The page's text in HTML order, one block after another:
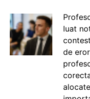
luat
de